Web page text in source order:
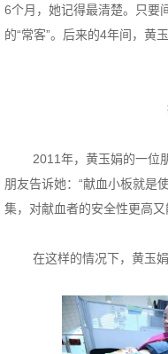
6个月，她记得最清楚。只要
的“常客”。后来的4年间，黄
2011年，黄玉娟的一位朋
朋友告诉她：“献血小板就是
集，对献血者的安全性更高
在这样的情况下，黄玉娟